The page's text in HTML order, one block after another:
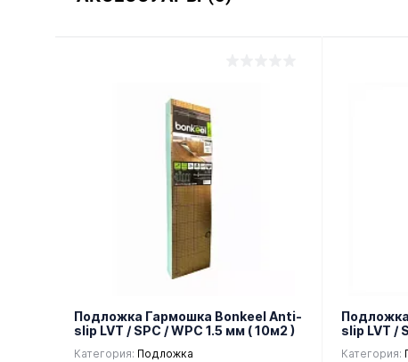
Подложка Гармошка Bonkeel Anti-
slip LVT / SPC / WPC 1.5 мм ( 10м2 )
Категория: Подложка
slip LVT /
Категория: